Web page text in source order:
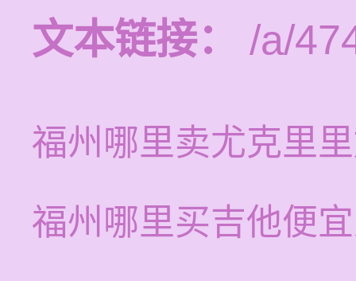
文本链接：
/a/
福州哪里卖尤克里
福州哪里买吉他便